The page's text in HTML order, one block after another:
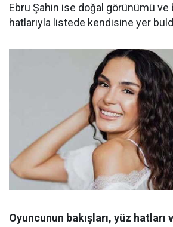
Ebru Şahin ise doğal görünümü ve
hatlarıyla listede kendisine yer
Oyuncunun bakışları, yüz hatları